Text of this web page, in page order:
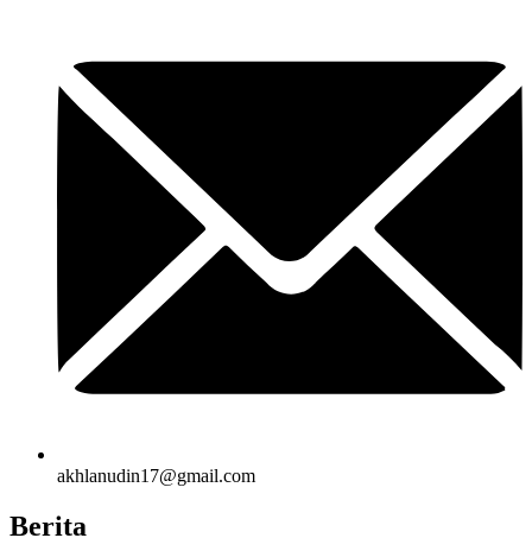
akhlanudin17@gmail.com
Berita